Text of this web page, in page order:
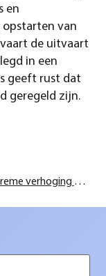
en
van
de uitvaart
in een
geeft rust dat
geregeld zijn.
Post.nl extreme verhoging van de rouwpost